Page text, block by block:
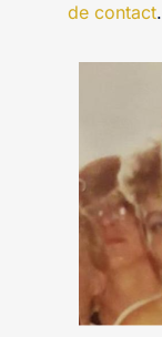
de contact.